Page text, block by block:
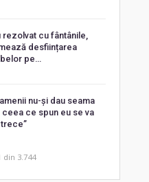
rezolvat cu fântânile,
desființarea
pe…
nu-și dau seama
ceea ce spun eu se va
din 3.744